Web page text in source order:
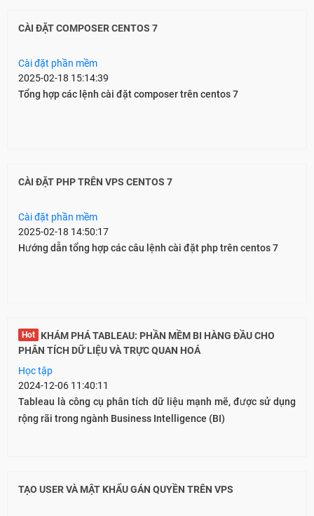
CÀI ĐẶT COMPOSER CENTOS 7
Cài đặt phần mềm
2025-02-18 15:14:39
Tổng hợp các lệnh cài đặt composer trên centos 7
CÀI ĐẶT PHP TRÊN VPS CENTOS 7
Cài đặt phần mềm
2025-02-18 14:50:17
Hướng dẫn tổng hợp các câu lệnh cài đặt php trên centos 7
Hot
PHÂN TÍCH DỮ LIỆU VÀ TRỰC QUAN HOÁ
Học tập
2024-12-06 11:40:11
Tableau là công cụ phân tích dữ liệu mạnh mẽ, được sử dụng
rộng rãi trong ngành Business Intelligence (BI)
TẠO USER VÀ MẬT KHẨU GÁN QUYỀN TRÊN VPS